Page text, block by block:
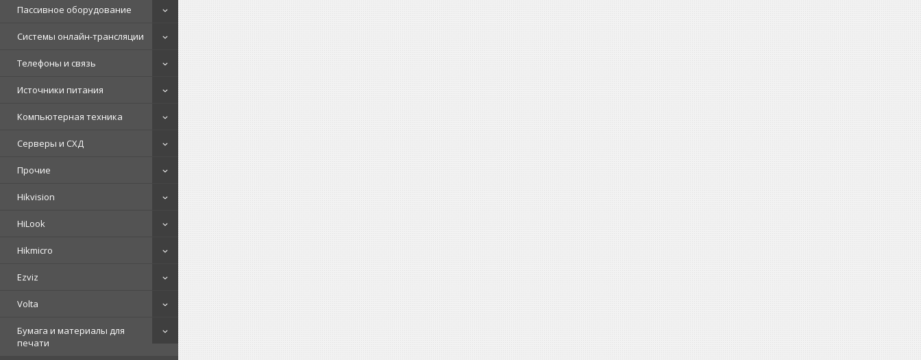
Пассивное оборудование
Системы онлайн-трансляции
Телефоны и связь
Источники питания
Компьютерная техника
Серверы и СХД
Прочие
Hikvision
HiLook
Hikmicro
Ezviz
Volta
Бумага и материалы для
печати